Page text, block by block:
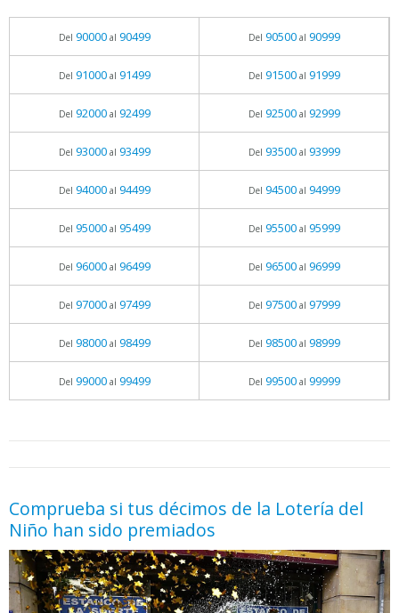
Del 90000al 90499 Del 90500al 90999
Del 91000al 91499 Del 91500al 91999
Del 92000al 92499 Del 92500al 92999
Del 93000al 93499 Del 93500al 93999
Del 94000al 94499 Del 94500al 94999
Del 95000al 95499 Del 95500al 95999
Del 96000al 96499 Del 96500al 96999
Del 97000al 97499 Del 97500al 97999
Del 98000al 98499 Del 98500al 98999
Del 99000al 99499 Del 99500al 99999
Comprueba si tus décimos de la Lotería del
Niño han sido premiados